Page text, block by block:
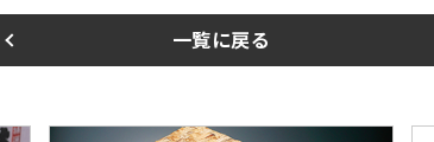
一覧に戻る